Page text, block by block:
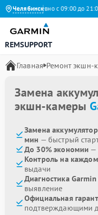
Челябинск
Ежедневно с 09:00 до 21:00
REMSUPPORT
Главная Ремонт экшн-
Замена
экшн-камеры
Замена
мин — быстрый
До 30% экономии —
Контроль на
выдачи
Диагностика
выявление
Официальная
подтверждающими